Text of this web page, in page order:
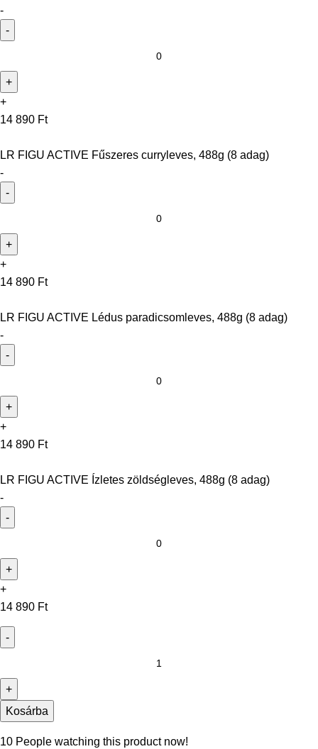
-
+
14 890 Ft
LR FIGU ACTIVE Fűszeres curryleves, 488g (8 adag)
-
+
14 890 Ft
LR FIGU ACTIVE Lédus paradicsomleves, 488g (8 adag)
-
+
14 890 Ft
LR FIGU ACTIVE Ízletes zöldségleves, 488g (8 adag)
-
+
14 890 Ft
Kosárba
10 People watching this product now!